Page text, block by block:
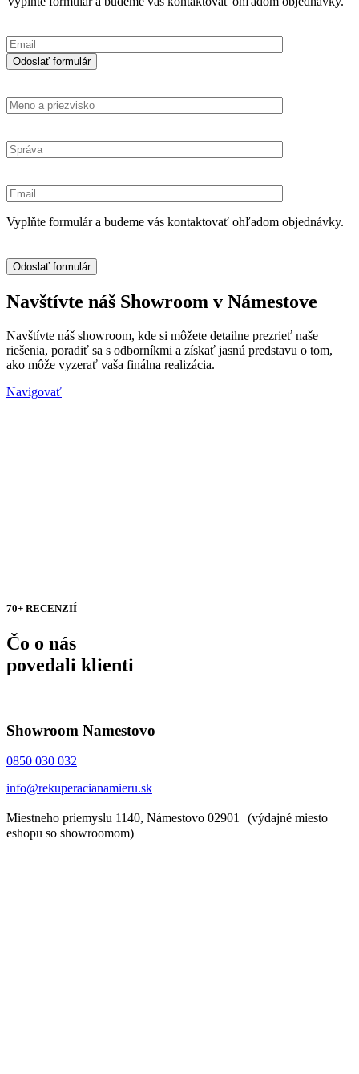
Vyplňte formulár a budeme vás kontaktovať ohľadom objednávky.
Navštívte náš Showroom v Námestove
Navštívte náš showroom, kde si môžete detailne prezrieť naše
riešenia, poradiť sa s odborníkmi a získať jasnú predstavu o tom,
ako môže vyzerať vaša finálna realizácia.
Navigovať
70+ RECENZIÍ
Čo o nás
povedali klienti
Showroom Namestovo
0850 030 032
info@rekuperacianamieru.sk
Miestneho priemyslu 1140, Námestovo 02901 (výdajné miesto
eshopu so showroomom)